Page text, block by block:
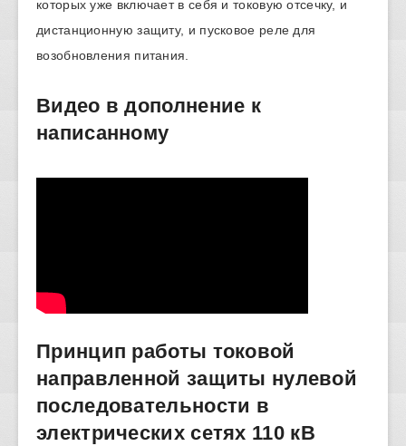
которых уже включает в себя и токовую отсечку, и
дистанционную защиту, и пусковое реле для
возобновления питания.
Видео в дополнение к
написанному
Принцип работы токовой
направленной защиты нулевой
последовательности в
электрических сетях 110 кВ